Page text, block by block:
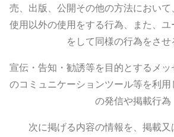
売、出版、公開その他の方法におい
使用以外の使用をする行為、また、
をして同様の行為をさせ
宣伝・告知・勧誘等を目的とするメ
のコミュニケーションツール等を利
の発信や掲載行為
次に掲げる内容の情報を、掲載